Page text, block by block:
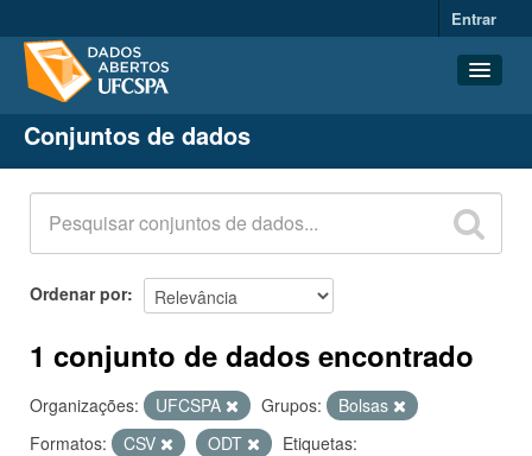
Entrar
Conjuntos de dados
Organizações
Grupos
Sobre
Conjuntos de dados
Ordenar por
1 conjunto de dados encontrado
Organizações: UFCSPA Grupos:
Bolsas
Formatos:
CSV ODT
Etiquetas: